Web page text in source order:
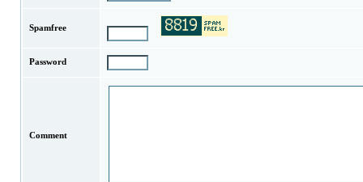
Spamfree
Password
Comment